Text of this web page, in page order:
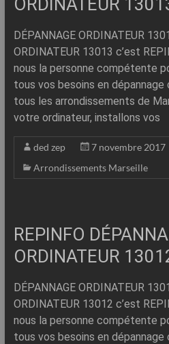
ORDINATEUR
DÉPANNAGE ORDINATEUR
ORDINATEUR 13013 c’est
nous la personne compétente
tous vos besoins en dépannage
tous les arrondissements de
votre ordinateur, installons vos
ded zep
7 novembre 2017
Arrondissements Marseille
REPINFO
ORDINATEUR
DÉPANNAGE ORDINATEUR
ORDINATEUR 13012 c’est
nous la personne compétente
tous vos besoins en dépannage